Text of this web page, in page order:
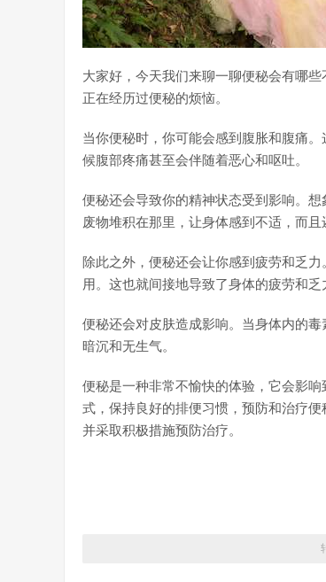
大家好，今天我们来聊一聊便秘会有哪
正在经历过便秘的烦恼。
当你便秘时，你可能会感到腹胀和腹痛
候腹部疼痛甚至会伴随着恶心和呕吐。
便秘还会导致你的精神状态受到影响。
废物堆积在那里，让身体感到不适，而且
除此之外，便秘还会让你感到疲劳和乏
用。这也就间接地导致了身体的疲劳和乏
便秘还会对皮肤造成影响。当身体内的
暗沉和无生气。
便秘是一种非常不愉快的体验，它会影
式，保持良好的排便习惯，预防和治疗
并采取积极措施预防治疗。